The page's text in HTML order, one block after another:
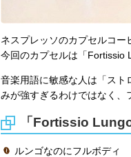
ネスプレッソのカプセルコー
今回のカプセルは「Fortissio
音楽用語に敏感な人は「スト
みが強すぎるわけではなく、
「Fortissio
ルンゴなのにフルボディ